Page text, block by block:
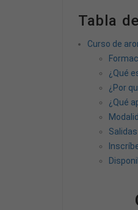
Tabla
Curso de
¿Qué
¿Por
¿Qué